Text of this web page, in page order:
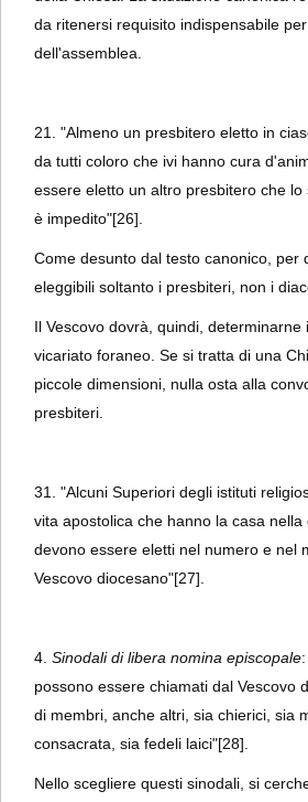
da ritenersi requisito indispensabile
dell'assemblea.
21. "Almeno un presbitero eletto in
da tutti coloro che ivi hanno cura
essere eletto un altro presbitero che lo
è impedito"[26].
Come desunto dal testo canonico, per
eleggibili soltanto i presbiteri, non i
Il Vescovo dovrà, quindi,
vicariato foraneo. Se si tratta di una
piccole dimensioni, nulla osta alla
presbiteri.
31. "Alcuni Superiori degli istituti
vita apostolica che hanno la casa nella
devono essere eletti nel numero e nel
Vescovo diocesano"[27].
4. Sinodali di libera nomina episcopale
possono essere chiamati dal Vescovo
di membri, anche altri, sia chierici, sia
consacrata, sia fedeli laici"[28].
Nello scegliere questi sinodali, si